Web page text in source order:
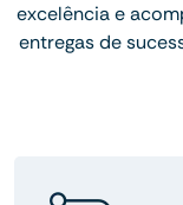
excelência e
entregas de